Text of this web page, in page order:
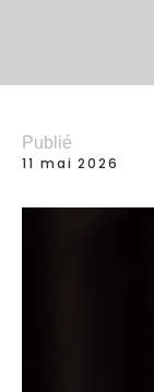
Publié
11 mai 2026